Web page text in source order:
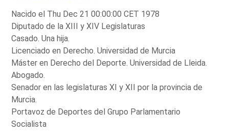
Nacido el Thu Dec 21 00:00:00 CET 1978
Diputado de la XIII y XIV Legislaturas
Casado. Una hija.
Licenciado en Derecho. Universidad de Murcia
Máster en Derecho del Deporte. Universidad de Lleida.
Abogado.
Senador en las legislaturas XI y XII por la provincia de
Murcia.
Portavoz de Deportes del Grupo Parlamentario
Socialista